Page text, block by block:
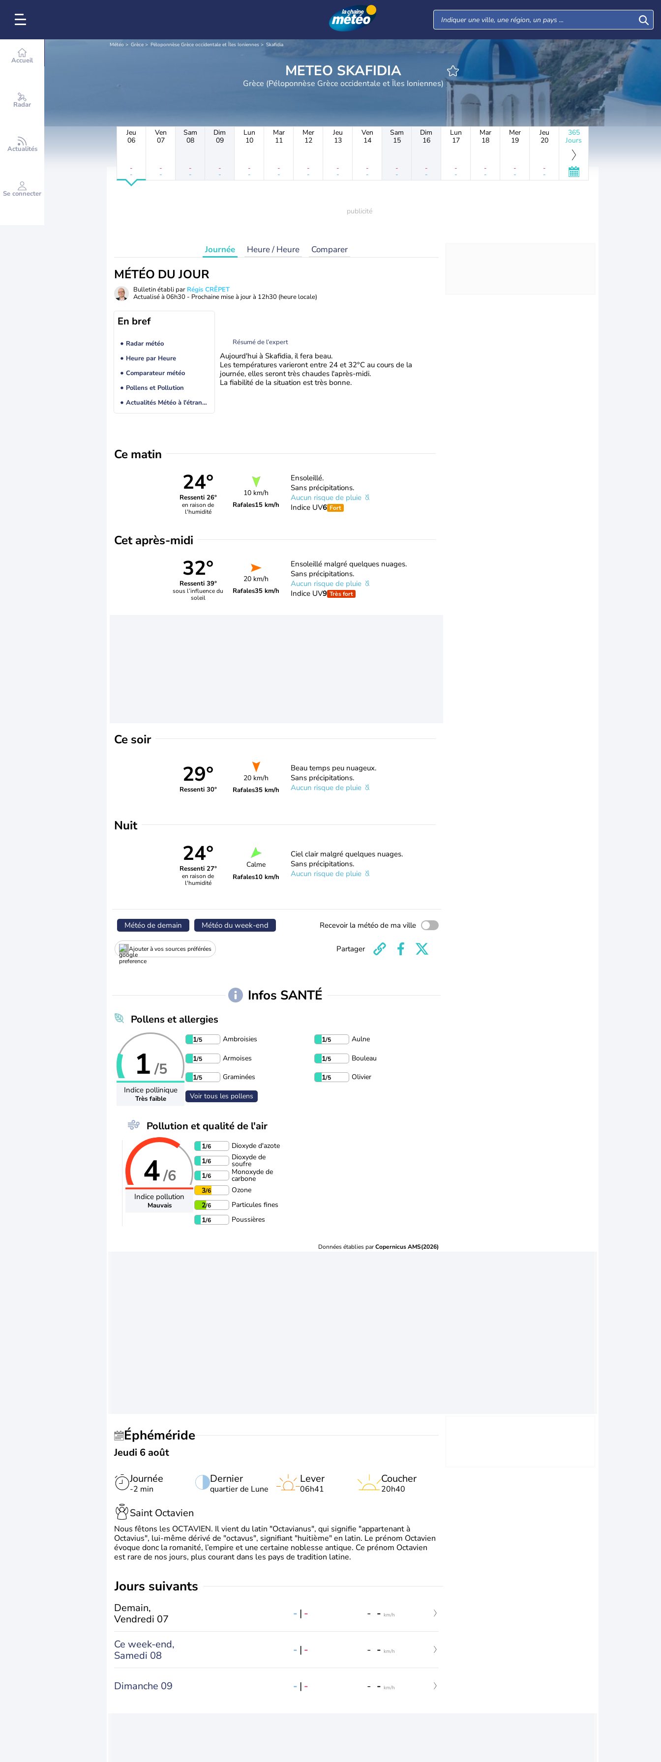
Accueil
Radar
Actualités
Se connecter
Météo Grèce Péloponnèse Grèce occidentale et Îles Ioniennes Skafidia
METEO SKAFIDIA
Grèce (Péloponnèse Grèce occidentale et Îles Ioniennes)
Jeu
06
-
-
Ven
07
-
-
Sam
08
-
-
Dim
09
-
-
Lun
10
-
-
Mar
11
-
-
Mer
12
-
-
Jeu
13
-
-
Ven
14
-
-
Sam
15
-
-
Dim
16
-
-
Lun
17
-
-
Mar
18
-
-
Mer
19
-
-
Jeu
20
-
-
365
Jours
Journée Heure / Heure Comparer
MÉTÉO DU JOUR
Bulletin établi par Régis CRÊPET
Actualisé à 06h30 - Prochaine mise à jour à 12h30 (heure locale)
En bref
Radar météo
Heure par Heure
Comparateur météo
Pollens et Pollution
Actualités Météo à l'étranger
Résumé de l’expert
Aujourd'hui à Skafidia, il fera beau.
Les températures varieront entre 24 et 32°C au cours de la
journée, elles seront très chaudes l'après-midi.
La fiabilité de la situation est très bonne.
Ce matin
24°
Ressenti 26°
en raison de
l'humidité
10 km/h
Rafales15 km/h
Ensoleillé.
Sans précipitations.
Aucun risque de pluie
Indice UV6 Fort
Cet après-midi
32°
Ressenti 39°
sous l’influence du
soleil
20 km/h
Rafales35 km/h
Ensoleillé malgré quelques nuages.
Sans précipitations.
Aucun risque de pluie
Indice UV9 Très fort
Ce soir
29°
Ressenti 30°
20 km/h
Rafales35 km/h
Beau temps peu nuageux.
Sans précipitations.
Aucun risque de pluie
Nuit
24°
Ressenti 27°
en raison de
l'humidité
Calme
Rafales10 km/h
Ciel clair malgré quelques nuages.
Sans précipitations.
Aucun risque de pluie
Météo de demain Météo du week-end Recevoir la météo de ma ville
Ajouter à vos sources préférées Partager
Infos SANTÉ
Pollens et allergies
1 /5
Indice pollinique
Très faible
1/5 Ambroisies 1/5 Aulne
1/5 Armoises 1/5 Bouleau
1/5 Graminées 1/5 Olivier
Voir tous les pollens
Pollution et qualité de l'air
4/6
Indice pollution
Mauvais
1/6
Dioxyde d'azote
1/6 Dioxyde de
soufre
1/6 Monoxyde de
carbone
3/6
Ozone
2/6
Particules fines
1/6 Poussières
Données établies parCopernicus AMS(2026)
Éphéméride
Jeudi 6 août
Journée
-2 min
Dernier
quartier de Lune
Lever
06h41
Coucher
20h40
Saint Octavien
Nous fêtons les OCTAVIEN. Il vient du latin "Octavianus", qui signifie "appartenant à
Octavius", lui-même dérivé de "octavus", signifiant "huitième" en latin. Le prénom Octavien
évoque donc la romanité, l’empire et une certaine noblesse antique. Ce prénom Octavien
est rare de nos jours, plus courant dans les pays de tradition latine.
jours suivants
Demain,
Vendredi 07
- | - - - km/h
Ce week-end,
Samedi 08
- | - - - km/h
Dimanche 09 - | - - - km/h